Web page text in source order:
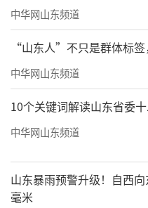
《行
中华网山东频道
“山东人”不只是群体标
中华网山东频道
10个关键词解读山东省委
中华网山东频道
山东暴雨预警升级！自西
毫米